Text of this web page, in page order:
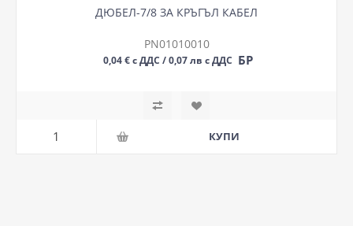
ДЮБЕЛ-7/8 ЗА КРЪГЪЛ КАБЕЛ
PN01010010
0,04 € с ДДС / 0,07 лв с ДДС БР